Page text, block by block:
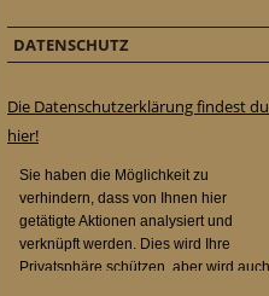
DATENSCHUTZ
Die Datenschutzerklärung findest du
hier!